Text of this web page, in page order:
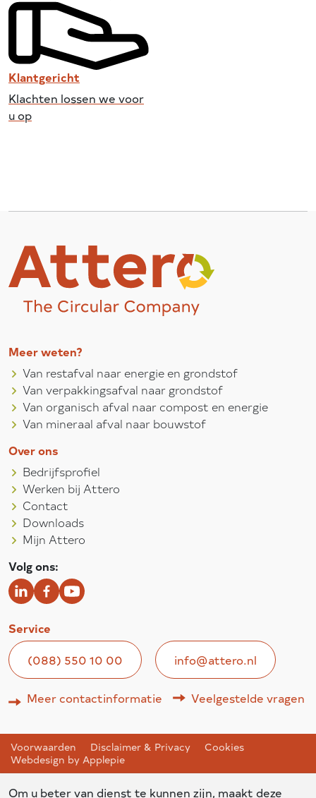
Klantgericht
Klachten lossen we voor
u op
Meer weten?
Van restafval naar energie en grondstof
Van verpakkingsafval naar grondstof
Van organisch afval naar compost en energie
Van mineraal afval naar bouwstof
Over ons
Bedrijfsprofiel
Werken bij Attero
Contact
Downloads
Mijn Attero
Volg ons:
Service
(088) 550 10 00 info@attero.nl
Meer contactinformatie Veelgestelde vragen
Voorwaarden Disclaimer & Privacy
Cookies
Webdesign by Applepie
Om u beter van dienst te kunnen zijn, maakt deze